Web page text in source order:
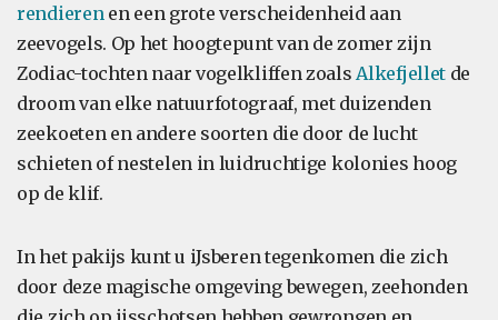
rendieren en een grote verscheidenheid aan
zeevogels. Op het hoogtepunt van de zomer zijn
Zodiac-tochten naar vogelkliffen zoals Alkefjellet de
droom van elke natuurfotograaf, met duizenden
zeekoeten en andere soorten die door de lucht
schieten of nestelen in luidruchtige kolonies hoog
op de klif.
In het pakijs kunt u iJsberen tegenkomen die zich
door deze magische omgeving bewegen, zeehonden